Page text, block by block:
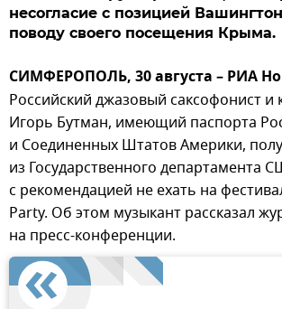
несогласие с позицией
поводу своего посещения Крыма.
СИМФЕРОПОЛЬ, 30 августа – РИА
Российский джазовый саксофонист и
Игорь Бутман, имеющий паспорта
и Соединенных Штатов Америки,
из Государственного департамента
с рекомендацией не ехать на
Party. Об этом музыкант рассказал
на пресс-конференции.